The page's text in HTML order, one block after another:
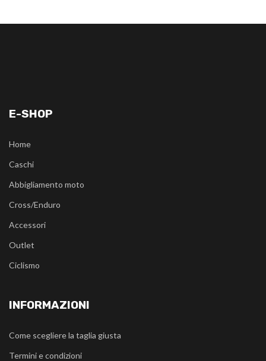
E-SHOP
Home
Caschi
Abbigliamento moto
Cross/Enduro
Accessori
Outlet
Ciclismo
INFORMAZIONI
Come scegliere la taglia giusta
Termini e condizioni